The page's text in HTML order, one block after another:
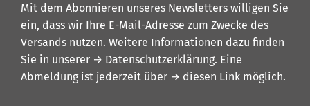
Mit dem Abonnieren unseres Newsletters willigen Sie
ein, dass wir Ihre E-Mail-Adresse zum Zwecke des
Versands nutzen. Weitere Informationen dazu finden
Sie in unserer → Datenschutzerklärung. Eine
Abmeldung ist jederzeit über → diesen Link möglich.